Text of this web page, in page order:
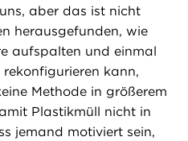
aber das ist nicht
herausgefunden, wie
aufspalten und einmal
kann,
Methode in größerem
Plastikmüll nicht in
jemand motiviert sein,